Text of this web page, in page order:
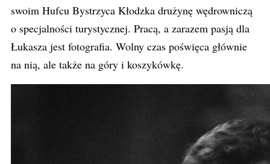
swoim Hufcu Bystrzyca Kłodzka drużynę wędrowniczą
o specjalności turystycznej. Pracą, a zarazem pasją dla
Łukasza jest fotografia. Wolny czas poświęca głównie
na nią, ale także na góry i koszykówkę.